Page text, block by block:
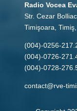
Radio Vocea
Str. Cezar
Timişoara,
(004)-0256-
(004)-0726-
(004)-0728-
contact@rve-